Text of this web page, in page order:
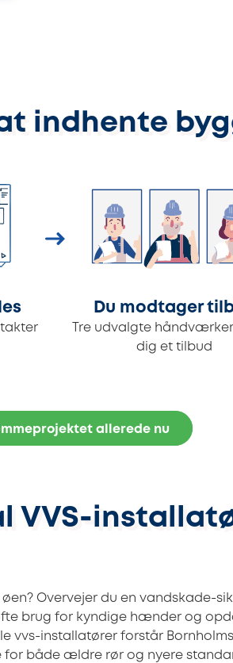
indhente
Du modtager
Tre udvalgte
dig et tilbud
allerede nu
VVS-
Overvejer du en vandskade-
brug for kyndige hænder og
vvs-installatører forstår
for både ældre rør og nyere